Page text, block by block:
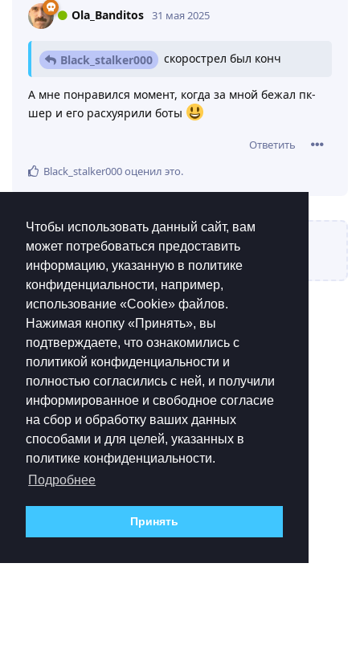
Чтобы использовать данный сайт, вам
может потребоваться предоставить
информацию, указанную в политике
конфиденциальности, например,
использование «Cookie»‎ файлов.
Нажимая кнопку «Принять», вы
подтверждаете, что ознакомились с
политикой конфиденциальности и
полностью согласились с ней, и получили
информированное и свободное согласие
на сбор и обработку ваших данных
способами и для целей, указанных в
политике конфиденциальности.
Подробнее
Принять
Ola_Banditos 31 мая 2025
Black_stalker000 скорострел был конч
А мне понравился момент, когда за мной бежал пк-
шер и его расхуярили боты
Ответить
Black_stalker000оценил это.
Написать ответ...